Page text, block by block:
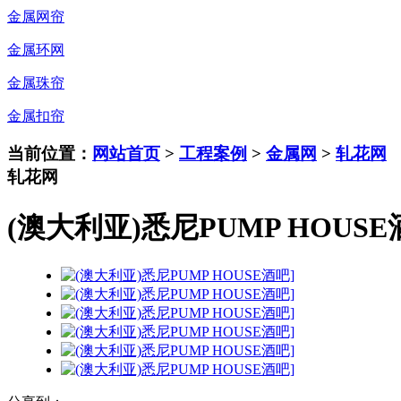
金属网帘
金属环网
金属珠帘
金属扣帘
当前位置： 网站首页 > 工程案例 > 金属网 > 轧花网
轧花网
(澳大利亚)悉尼PUMP HOUSE